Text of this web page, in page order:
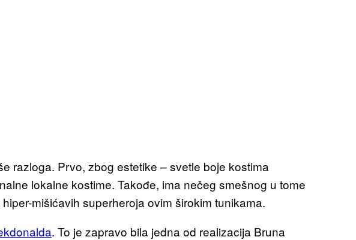
razloga. Prvo, zbog estetike – svetle boje kostima
lokalne kostime. Takođe, ima nečeg smešnog u tome
mišićavih superheroja ovim širokim tunikama.
. To je zapravo bila jedna od realizacija Bruna